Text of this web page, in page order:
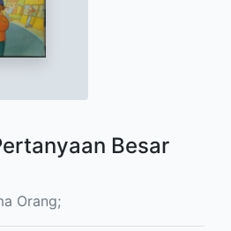
Besar
Orang;